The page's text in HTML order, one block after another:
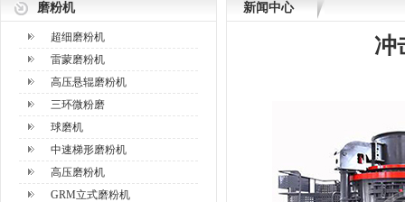
磨粉机
超细磨粉机
雷蒙磨粉机
高压悬辊磨粉机
三环微粉磨
球磨机
中速梯形磨粉机
高压磨粉机
GRM立式磨粉机
新闻中心
冲